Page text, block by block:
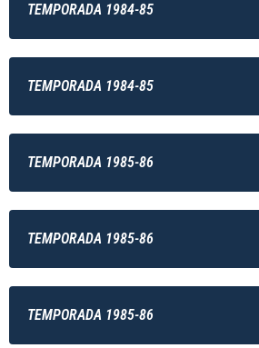
TEMPORADA 1984-85
TEMPORADA 1984-85
TEMPORADA 1985-86
TEMPORADA 1985-86
TEMPORADA 1985-86